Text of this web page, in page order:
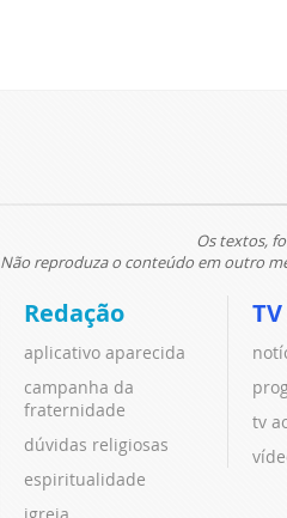
Os textos,
Não reproduza o conteúdo em outro
Redação
aplicativo aparecida
campanha da
fraternidade
dúvidas religiosas
espiritualidade
igreja
tv